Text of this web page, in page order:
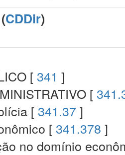
CDDir)
[ 341 ]
[
[ 341.37 ]
[ 341.378 ]
no domínio